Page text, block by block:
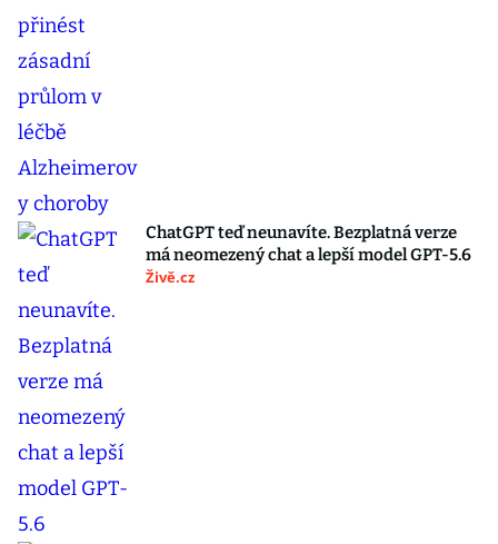
ChatGPT teď neunavíte. Bezplatná verze
má neomezený chat a lepší model GPT-5.6
Živě.cz